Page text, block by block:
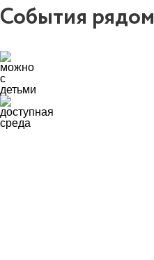
События рядом